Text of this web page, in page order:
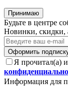
Принимаю
Будьте в центре
Новинки, скидки,
Оформить
Я прочитал(а)
Информация для